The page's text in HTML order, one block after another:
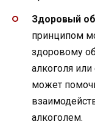
Здоровый
принципом
здоровому
алкоголя
может
алкоголем.